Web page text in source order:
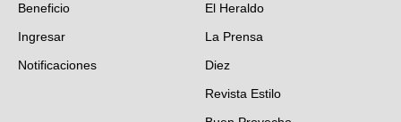
Fotogalerías
Deportes
Videos
Beneficio
Ingresar
Notificaciones
El Heraldo
La Prensa
Diez
Revista Estilo